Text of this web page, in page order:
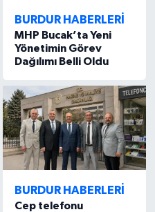
BURDUR HABERLERİ
MHP Bucak’ta Yeni
Yönetimin Görev
Dağılımı Belli Oldu
BURDUR HABERLERİ
Cep telefonu